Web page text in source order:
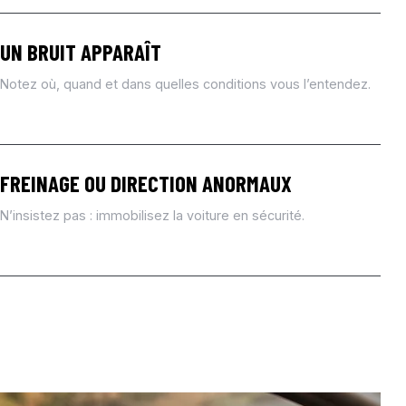
UN BRUIT APPARAÎT
Notez où, quand et dans quelles conditions vous l’entendez.
FREINAGE OU DIRECTION ANORMAUX
N’insistez pas : immobilisez la voiture en sécurité.